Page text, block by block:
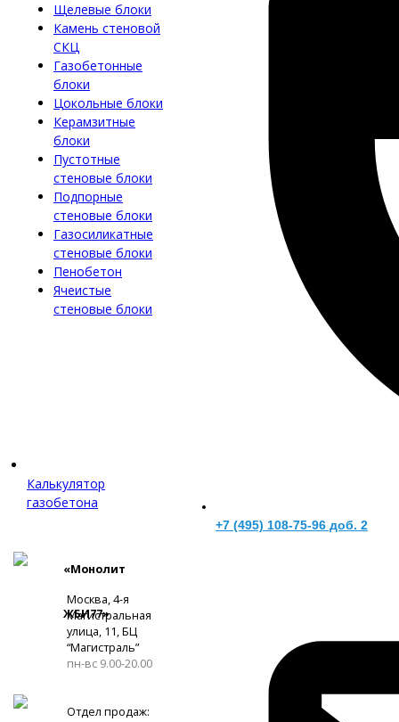
Щелевые блоки
Камень стеновой
СКЦ
Газобетонные
блоки
Цокольные блоки
Керамзитные
блоки
Пустотные
стеновые блоки
Подпорные
стеновые блоки
Газосиликатные
стеновые блоки
Пенобетон
Ячеистые
стеновые блоки
Калькулятор
газобетона
«Монолит
ЖБИ77»
Москва, 4-я
Магистральная
улица, 11, ​БЦ
“Магистраль”
пн-вс 9.00-20.00
Отдел продаж:
+7 (495) 108-75-96 доб. 2